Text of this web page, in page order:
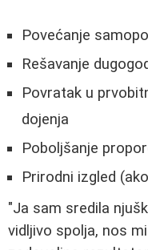
Povećanje
Rešavanje
Povratak u
dojenja
Poboljšanje
Prirodni izgled
"Ja sam sredila
vidljivo spolja, nos